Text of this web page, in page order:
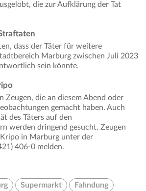
die zur Aufklärung der Tat
dass der Täter für weitere
Marburg zwischen Juli 2023
sein könnte.
Zeugen, die an diesem Abend oder
gemacht haben. Auch
des Täters auf den
werden dringend gesucht. Zeugen
in Marburg unter der
406-0 melden.
Supermarkt Fahndung